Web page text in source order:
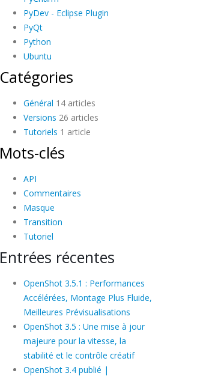
PyDev - Eclipse Plugin
PyQt
Python
Ubuntu
Catégories
Général 14 articles
Versions 26 articles
Tutoriels 1 article
Mots-clés
API
Commentaires
Masque
Transition
Tutoriel
Entrées récentes
OpenShot 3.5.1 : Performances
Accélérées, Montage Plus Fluide,
Meilleures Prévisualisations
OpenShot 3.5 : Une mise à jour
majeure pour la vitesse, la
stabilité et le contrôle créatif
OpenShot 3.4 publié |